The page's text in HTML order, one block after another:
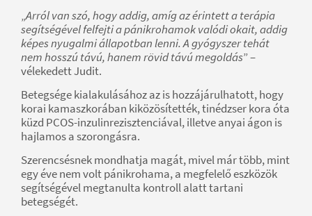
„Arról van szó, hogy addig, amíg az érintett a terápia
segítségével felfejti a pánikrohamok valódi okait, addig
képes nyugalmi állapotban lenni. A gyógyszer tehát
nem hosszú távú, hanem rövid távú megoldás” –
vélekedett Judit.
Betegsége kialakulásához az is hozzájárulhatott, hogy
korai kamaszkorában kiközösítették, tinédzser kora óta
küzd PCOS-inzulinrezisztenciával, illetve anyai ágon is
hajlamos a szorongásra.
Szerencsésnek mondhatja magát, mivel már több, mint
egy éve nem volt pánikrohama, a megfelelő eszközök
segítségével megtanulta kontroll alatt tartani
betegségét.